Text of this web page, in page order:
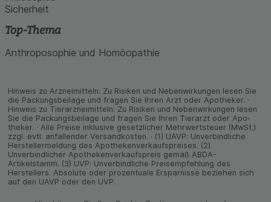
Sicherheit
Top-Thema
Anthroposophie und Homöopathie
Hinweis zu Arzneimitteln: Zu Risiken und Neben­wirkungen lesen Sie
die Packungs­beilage und fragen Sie Ihren Arzt oder Apo­theker. ·
Hinweis zu Tier­arz­nei­mitteln: Zu Risiken und Neben­wirkungen lesen
Sie die Packungs­beilage und fragen Sie Ihren Tier­arzt oder Apo­
theker. · Alle Preise inklusive gesetz­licher Mehrwertsteuer (MwSt.)
zzgl. evtl. anfallender Versand­kosten. · (1) UAVP: Unverbindliche
Herstellermeldung des Apothekenverkaufspreises. (2)
Unverbindlicher Apothekenverkaufspreis gemäß ABDA-
Artikelstamm. (3) UVP: Unverbindliche Preisempfehlung des
Herstellers. Absolute oder prozentuale Ersparnisse beziehen sich
auf den UAVP oder den UVP.